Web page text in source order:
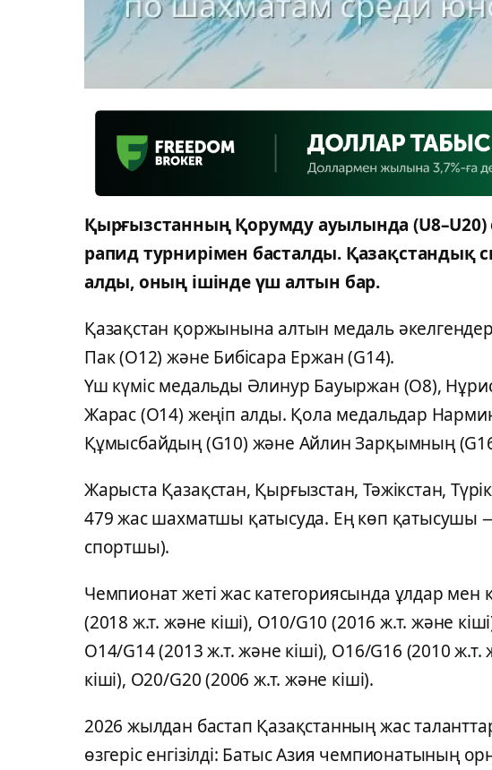
Қырғызстанның Қорумду ауылында
рапид турнирімен басталды. Қазақстандық
алды, оның ішінде үш алтын бар.
Қазақстан қоржынына алтын медаль
Пак (O12) және Бибісара Ержан (G14).
Үш күміс медальды Әлинур Бауыржан (O8),
Жарас (O14) жеңіп алды. Қола медальдар
Құмысбайдың (G10) және Айлин Зарқымның
Жарыста Қазақстан, Қырғызстан, Тәжікстан,
479 жас шахматшы қатысуда. Ең көп қатысушы
спортшы).
Чемпионат жеті жас категориясында ұлдар мен
(2018 ж.т. және кіші), O10/G10 (2016 ж.т. және
O14/G14 (2013 ж.т. және кіші), O16/G16 (2010
кіші), O20/G20 (2006 ж.т. және кіші).
2026 жылдан бастап Қазақстанның жас
өзгеріс енгізілді: Батыс Азия чемпионатының